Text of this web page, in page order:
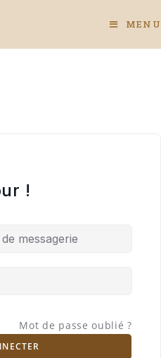
MENU
!
Mot de passe oublié ?